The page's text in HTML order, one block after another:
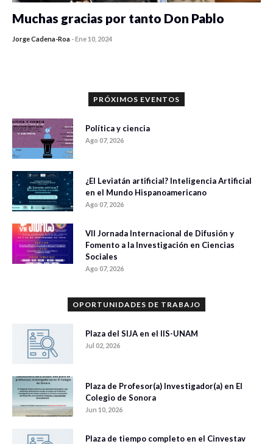
Muchas gracias por tanto Don Pablo
Jorge Cadena-Roa -Ene 10, 2024
PRÓXIMOS EVENTOS
Política y ciencia
Ago 07, 2026
¿El Leviatán artificial? Inteligencia Artificial
en el Mundo Hispanoamericano
Ago 07, 2026
VII Jornada Internacional de Difusión y
Fomento a la Investigación en Ciencias
Sociales
Ago 07, 2026
OPORTUNIDADES DE TRABAJO
Plaza del SIJA en el IIS-UNAM
Jul 02, 2026
Plaza de Profesor(a) Investigador(a) en El
Colegio de Sonora
Jun 10, 2026
Plaza de tiempo completo en el Cinvestav